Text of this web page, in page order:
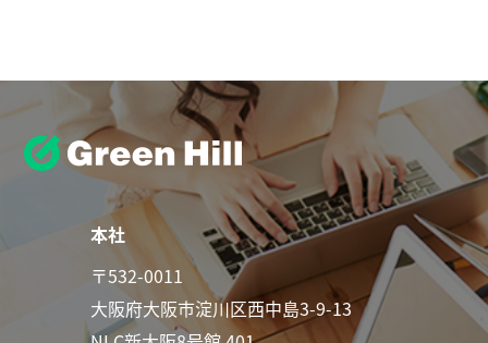
本社
〒532-0011
大阪府大阪市淀川区西中島3-9-13